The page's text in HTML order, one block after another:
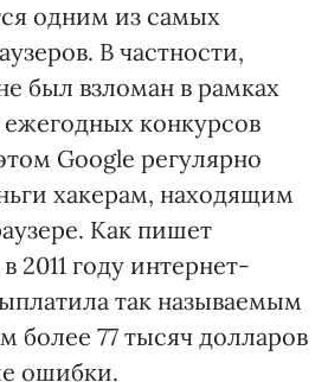
одним из самых
В частности,
был взломан в рамках
конкурсов
Google регулярно
хакерам, находящим
Как пишет
2011 году интернет-
так называемым
более 77 тысяч долларов
ошибки.